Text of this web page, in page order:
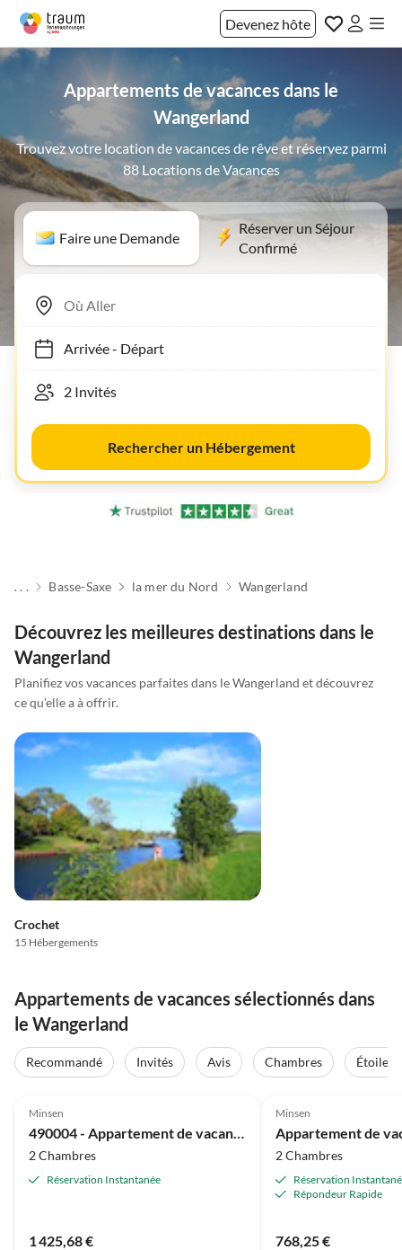
Devenez hôte
Appartements de vacances dans le
Wangerland
Trouvez votre location de vacances de rêve et réservez parmi
88 Locations de Vacances
Faire une Demande
Réserver un Séjour
Confirmé
Arrivée- Départ
Rechercher un Hébergement
. . . Basse-Saxe la mer du Nord Wangerland
Découvrez les meilleures destinations dans le
Wangerland
Planifiez vos vacances parfaites dans le Wangerland et découvrez
ce qu'elle a à offrir.
Crochet
15 Hébergements
Appartements de vacances sélectionnés dans
le Wangerland
Recommandé Invités Avis Chambres
Étoiles
Minsen
2 Chambres
Réservation Instantanée
1 425,68 €
Minsen
2 Chambres
Réservation
Répondeur Rapide
768,25 €